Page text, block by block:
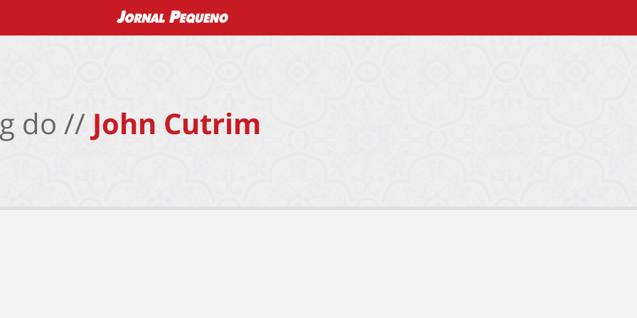
do // John Cutrim